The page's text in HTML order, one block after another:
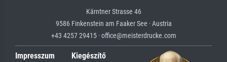
Kärntner Strasse 46
9586 Finkenstein am Faaker See · Austria
+43 4257 29415 · office@meisterdrucke.com
Impresszum
Kiegészítő